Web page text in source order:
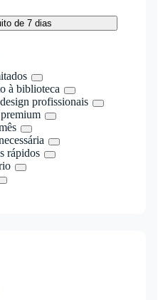
de 7 dias
à biblioteca
profissionais
rápidos